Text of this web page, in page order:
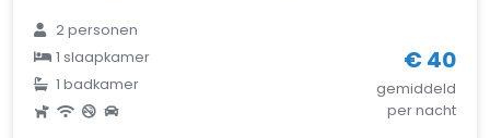
2 personen
1 slaapkamer
1 badkamer
€ 40
gemiddeld
per nacht